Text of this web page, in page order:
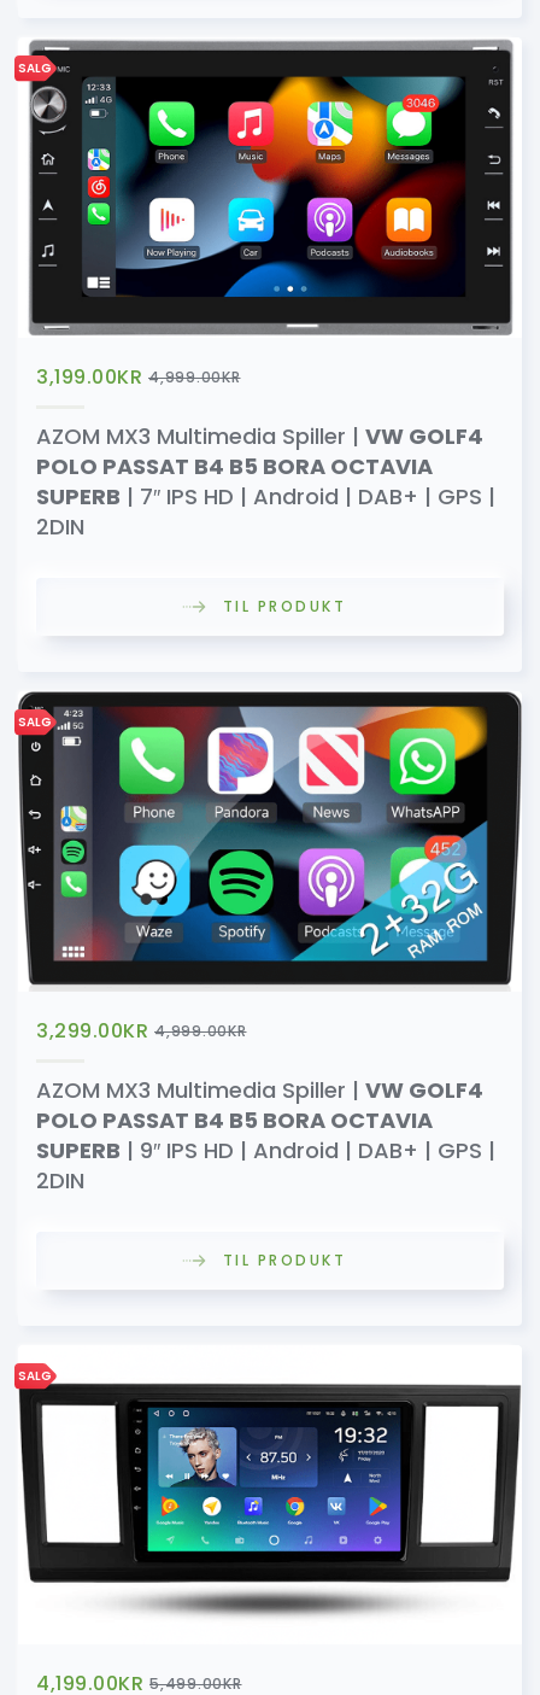
SALG
3,199.00KR 4,999.00KR
AZOM MX3 Multimedia Spiller | VW GOLF4
POLO PASSAT B4 B5 BORA OCTAVIA
SUPERB | 7″ IPS HD | Android | DAB+ | GPS |
2DIN
TIL PRODUKT
SALG
3,299.00KR 4,999.00KR
AZOM MX3 Multimedia Spiller | VW GOLF4
POLO PASSAT B4 B5 BORA OCTAVIA
SUPERB | 9″ IPS HD | Android | DAB+ | GPS |
2DIN
TIL PRODUKT
SALG
4,199.00KR 5,499.00KR